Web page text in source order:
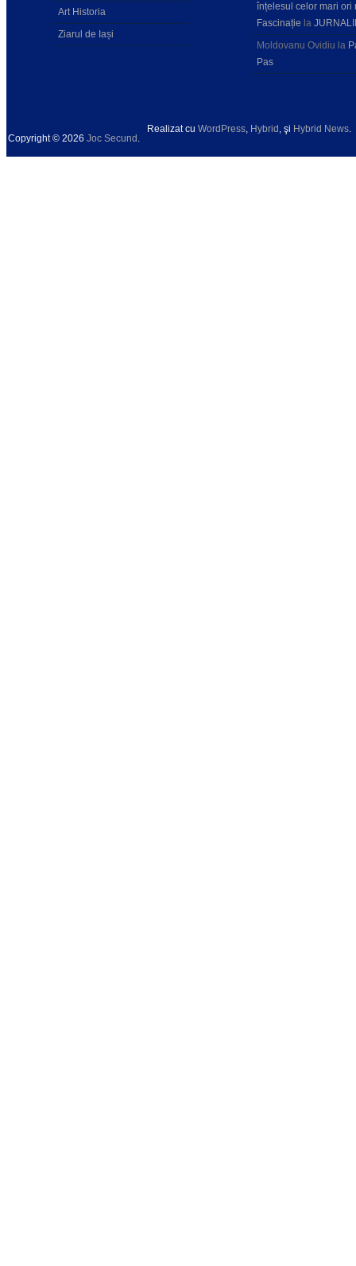
Art Historia
Ziarul de Iași
înțelesul celor mari ori
Fascinație la
Moldovanu Ovidiu la
Pas
Copyright © 2026 Joc Secund .
Realizat cu WordPress, Hybrid , şi Hybrid News.